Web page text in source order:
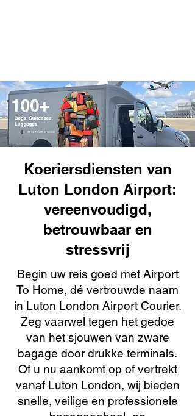
Koeriersdiensten van
Luton London Airport:
vereenvoudigd,
betrouwbaar en
stressvrij
Begin uw reis goed met Airport
To Home, dé vertrouwde naam
in Luton London Airport Courier.
Zeg vaarwel tegen het gedoe
van het sjouwen van zware
bagage door drukke terminals.
Of u nu aankomt op of vertrekt
vanaf Luton London, wij bieden
snelle, veilige en professionele